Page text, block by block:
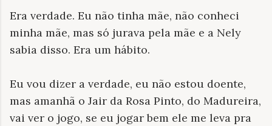
Era verdade. Eu não tinha mãe, não conheci
minha mãe, mas só jurava pela mãe e a Nely
sabia disso. Era um hábito.
Eu vou dizer a verdade, eu não estou doente,
mas amanhã o Jair da Rosa Pinto, do Madureira,
vai ver o jogo, se eu jogar bem ele me leva pra